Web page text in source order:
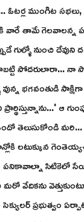
ఓటర్ల ముంగిట
వారే తామే గెలవాలన్న
నుంచి దేవుని
సోదరులారా... నా
భగవంతుడి
ఆ
మరి...
లటుక్కున
సిటికెలో
వేదికను
సెక్యులర్